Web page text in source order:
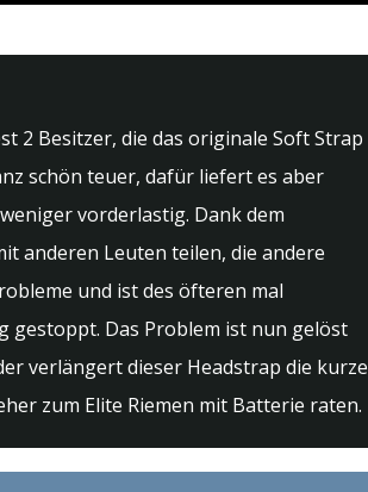
2 Besitzer, die das originale Soft Strap
schön teuer, dafür liefert es aber
vorderlastig. Dank dem
anderen Leuten teilen, die andere
und ist des öfteren mal
gestoppt. Das Problem ist nun gelöst
verlängert dieser Headstrap die kurze
zum Elite Riemen mit Batterie raten.